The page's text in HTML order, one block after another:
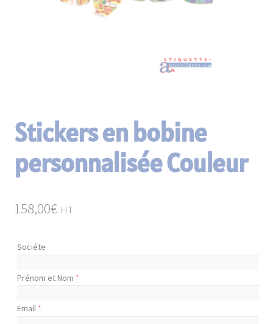
Matériels d’étiquetage
Consommables
Stickers en bobine
personnalisée Couleur
158,00€ HT
Sociéte
Prénom et Nom *
Email *